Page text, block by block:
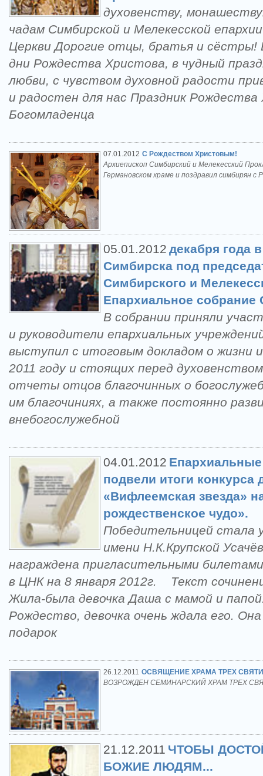
духовенству,
чадам Симбирской и Мелекесской
Церкви Дорогие отцы, братья и
дни Рождества Христова, в чудный
любви, с чувством духовной радости
и радостен для нас Праздник
Богомладенца
07.01.2012 С Рождеством Христовым!
Архиепископ Симбирский и Мелекесский
Германовском храме и поздравил симбирян с
05.01.2012 декабря года
Симбирска под
Симбирского и
Епархиальное собрание
В собрании приняли
и руководители епархиальных
выступил с итоговым докладом о жизни
2011 году и стоящих перед
отчеты отцов благочинных о
им благочиниях, а также постоянно
внебогослужебной
04.01.2012
подвели итоги конкурса
«Вифлеемская звезда»
рождественское чудо».
Победительницей
имени Н.К.Крупской
награждена пригласительными
в ЦНК на 8 января 2012г. Текст
Жила-была девочка Даша с мамой и
Рождество, девочка очень ждала его.
подарок
26.12.2011 ОСВЯЩЕНИЕ ХРАМА ТРЕХ
ВОЗРОЖДЕН СЕМИНАРСКИЙ ХРАМ ТРЕХ
21.12.2011 ЧТОБЫ
БОЖИЕ ЛЮДЯМ...